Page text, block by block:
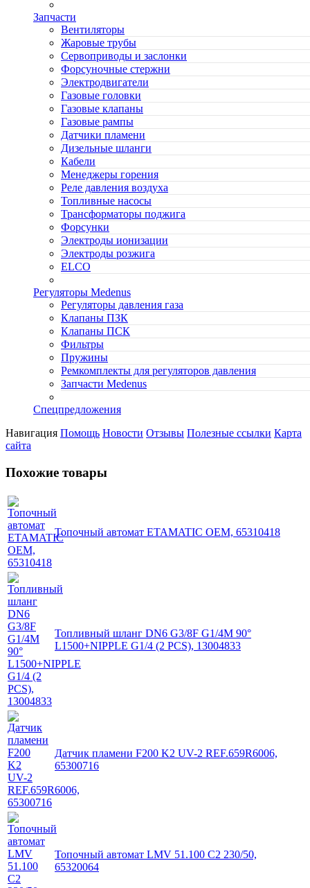
Запчасти
Вентиляторы
Жаровые трубы
Сервоприводы и заслонки
Форсуночные стержни
Электродвигатели
Газовые головки
Газовые клапаны
Газовые рампы
Датчики пламени
Дизельные шланги
Кабели
Менеджеры горения
Реле давления воздуха
Топливные насосы
Трансформаторы поджига
Форсунки
Электроды ионизации
Электроды розжига
ELCO
Регуляторы Medenus
Регуляторы давления газа
Клапаны ПЗК
Клапаны ПСК
Фильтры
Пружины
Ремкомплекты для регуляторов давления
Запчасти Medenus
Спецпредложения
Навигация Помощь Новости Отзывы Полезные ссылки Карта
сайта
Похожие товары
Топочный автомат ETAMATIC OEM, 65310418
Топливный шланг DN6 G3/8F G1/4M 90°
L1500+NIPPLE G1/4 (2 PCS), 13004833
Датчик пламени F200 K2 UV-2 REF.659R6006,
65300716
Топочный автомат LMV 51.100 C2 230/50,
65320064